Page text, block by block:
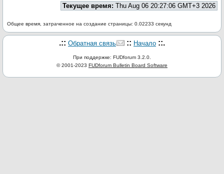
Текущее время: Thu Aug 06 20:27:06 GMT+3 2026
Общее время, затраченное на создание страницы: 0.02233 секунд
.:: Обратная связь :: Начало ::.
При поддержке: FUDforum 3.2.0.
© 2001-2023 FUDforum Bulletin Board Software